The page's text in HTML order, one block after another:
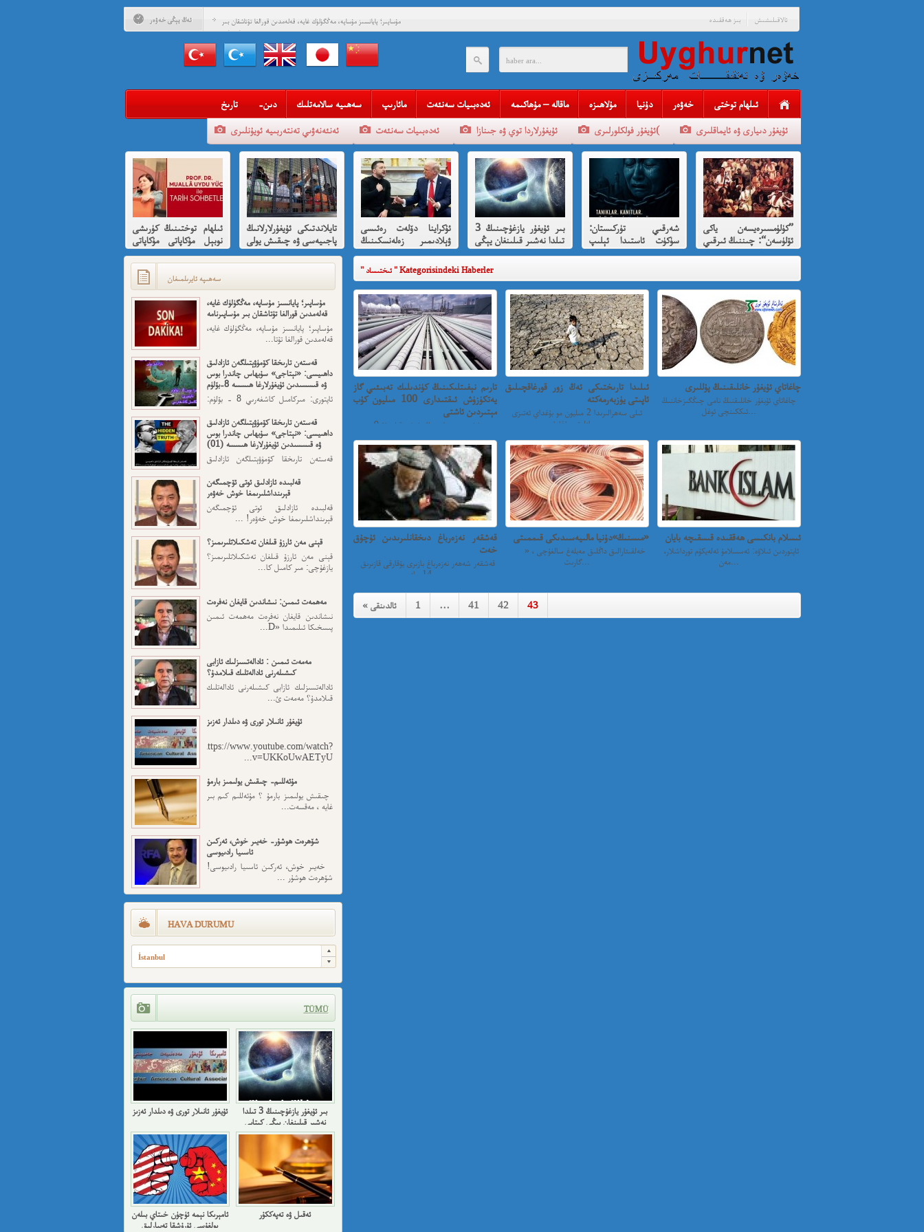
ئەڭ يېڭى خەۋەر مۇساپىر؛ پايانسىز مۇساپە، مەڭگۈلۈك غايە، قەلەمدىن قورالغا تۇتاشقان بىر
مۇساپىرنامە
قەستەن تارىخقا كۆمۈۋېتىلگەن ئازادلىق داھىيسى: «نېتاجى» سۇبھاس
چاندرا بوس ۋە قىسسىدىن ئۇيغۇرلارغا ھىسسە 8-بۆلۈم
قەستەن تارىخقا كۆمۈۋېتىلگەن ئازادلىق داھىيسى: «نېتاجى» سۇبھاس
قەلبىدە ئازادلىق ئوتى ئۆچمىگەن قېرىنداشلىرىمغا خوش خەۋەر
قېنى مەن ئارزۇ قىلغان تەشكىلاتلىرىمىز؟
مەمەت ئىمىن : ئادالەتسىزلىك ئازابى كىشىلەرنى ئادالەتلىك قىلامدۇ؟
ئۇيغۇر ئانىلار تورى ۋە دىلدار ئەزىز
مۇئەللىم- چىقىش يولىمىز بارمۇ
شۆھرەت ھوشۇر- خەيىر خوش، ئەركىن ئاسىيا رادىيوسى
بىز ھەققىدە ئالاقىلىشىش
ئىلھام توختى خەۋەر دۇنيا مۇلاھىزە ماقالە – مۇھاكىمە ئەدەبىيات سەنئەت مائارىپ سەھىيە سالامەتلىك -دىن تارىخ
ئۇيغۇر دىيارى ۋە ئايماقلىرى ئۇيغۇر فولكلورلىرى( ئۇيغۇرلاردا توي ۋە جىنازا ئەدەبىيات سەنئەت ئەنئەنەۋىي تەنتەربىيە ئويۇنلىرى
”كۈلۈمسىرەيسەن ياكى
ئۆلۈسەن“: چىننىڭ ئىرقىي
قىرغىنچىلىقنى
شەرقىي تۈركىستان:
سۈكۈت ئاستىدا ئېلىپ
بېرىلغان ئىرقىي
بىر ئۇيغۇر يازغۇچىنىڭ 3
تىلدا نەشىر قىلىنغان يېڭى
كىتابى
ئۇكراينا دۆلەت رەئىسى
ۋېلادىمىر زەلەنسكىنىڭ
ئاقسارايدا تىرامپ
تەرىپىدىن ئازارلىنىشى ۋە
رۇس ئىشخالىنىڭ تۈپ
سەۋەبى نىمە؟
تايلاندتىكى ئۇيغۇرلارلانىڭ
پاجىيەسى ۋە چىقىش يولى
ھەققىدە قىسقىچە ئانىلىز
ئىلھام توختىنىڭ كۈرىشى
نوبېل مۇكاپاتى مۇكاپاتى
بىلەن شەرەپلەندۈرۈشكە
لايىقتۇر
" ئىختىساد " Kategorisindeki Haberler
تارىم نېفىتلىكىنىڭ كۈندىلىك تەبىئىي گاز
يەتكۈزۈش ئىقتىدارى 100 مىليون كۇب
مېتىردىن ئاشتى
ئىلىدا تارىختىكى ئەڭ زور قورغاقچىلىق
ئاپىتى يۈزبەرمەكتە
ئىلى سەھرالىرىدا 2 مىليون مو بۇغداي ئەتىزى
چاغاتاي ئۇيغۇر خانلىقىنىڭ پۇللىرى
چاغاتاي ئۇيغۇر خانلىقنىڭ نامى چىڭگىزخاننىڭ
ئىككىنچى ئوغل...
قەشقەر نەزەرباغ دىخقانلىرىدىن ئۇچۇق
خەت
«مىسنىڭ»دۇنيا مالىيەسىدىكى قىممىتى
گارىت...
ئىسلام بانكىسى ھەققىدە قىسقىچە بايان
مەن...
« ئالدىنقى 1 … 41 42 43
سەھىپە ئايرىلمىغان
مۇساپىر؛ پايانسىز مۇساپە، مەڭگۈلۈك غايە،
قەلەمدىن قورالغا تۇتاشقان بىر مۇساپىرنامە
مۇساپىر؛ پايانسىز مۇساپە، مەڭگۈلۈك غايە،
قەلەمدىن قورالغا تۇتا...
قەستەن تارىخقا كۆمۈۋېتىلگەن ئازادلىق
داھىيسى: «نېتاجى» سۇبھاس چاندرا بوس
ۋە قىسسىدىن ئۇيغۇرلارغا ھىسسە 8-بۆلۈم
ئاپتورى: مىركامىل كاشغەرىي 8 - بۆلۈم:
قەستەن تارىخقا كۆمۈۋېتىلگەن ئازادلىق
داھىيسى: «نېتاجى» سۇبھاس چاندرا بوس
ۋە قىسسىدىن ئۇيغۇرلارغا ھىسسە (01)
قەستەن تارىخقا كۆمۈۋېتىلگەن ئازادلىق
قەلبىدە ئازادلىق ئوتى ئۆچمىگەن
قېرىنداشلىرىمغا خوش خەۋەر
قەلبىدە ئازادلىق ئوتى ئۆچمىگەن
قېرىنداشلىرىمغا خوش خەۋەر! ...
قېنى مەن ئارزۇ قىلغان تەشكىلاتلىرىمىز؟
قېنى مەن ئارزۇ قىلغان تەشكىلاتلىرىمىز؟
يازغۇچى: مىر كامىل كا...
مەھمەت ئىمىن: نىشاندىن قايغان نەفرەت
نىشاندىن قايغان نەفرەت مەھمەت ئىمىن
پىسخىكا ئىلىمىدا «D...
مەمەت ئىمىن : ئادالەتسىزلىك ئازابى
كىشىلەرنى ئادالەتلىك قىلامدۇ؟
ئادالەتسىزلىك ئازابى كىشىلەرنى ئادالەتلىك
قىلامدۇ؟ مەمەت ئ...
ئۇيغۇر ئانىلار تورى ۋە دىلدار ئەزىز
https://www.youtube.com/watch?
v=UKKoUwAETyU...
مۇئەللىم- چىقىش يولىمىز بارمۇ
چىقىش يولىمىز بارمۇ ؟ مۇئەللىم كىم بىر
غايە ، مەقسەت...
شۆھرەت ھوشۇر- خەيىر خوش، ئەركىن
ئاسىيا رادىيوسى
خەيىر خوش، ئەركىن ئاسىيا رادىيوسى!
شۆھرەت ھوشۇر ...
HAVA DURUMU
İstanbul
TÜMÜ
ئۇيغۇر ئانىلار تورى ۋە دىلدار ئەزىز
بىر ئۇيغۇر يازغۇچىنىڭ 3 تىلدا
نەشىر قىلىنغان يېڭى كىتابى
ئامېرىكا نېمە ئۈچۈن خىتاي بىلەن
بولغۇسى ئۇرۇشقا تەييارلىق
ئەقىل ۋە تەپەككۇر